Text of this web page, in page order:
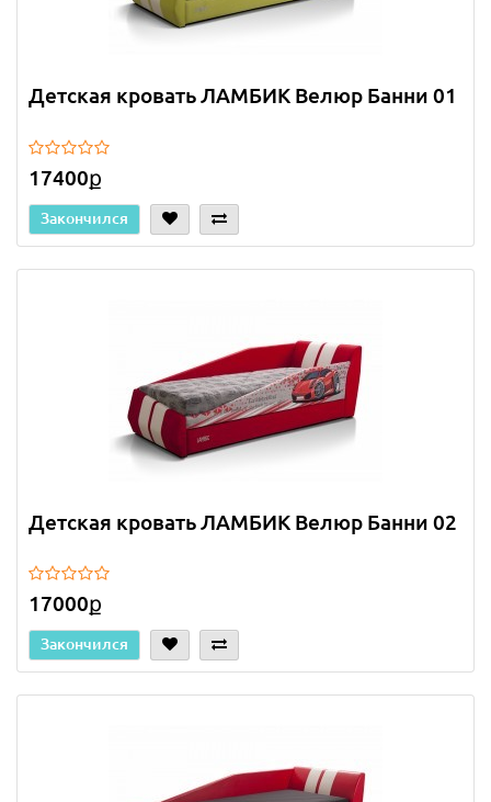
Детская кровать ЛАМБИК Велюр Банни 01
17400ք
Закончился
Детская кровать ЛАМБИК Велюр Банни 02
17000ք
Закончился